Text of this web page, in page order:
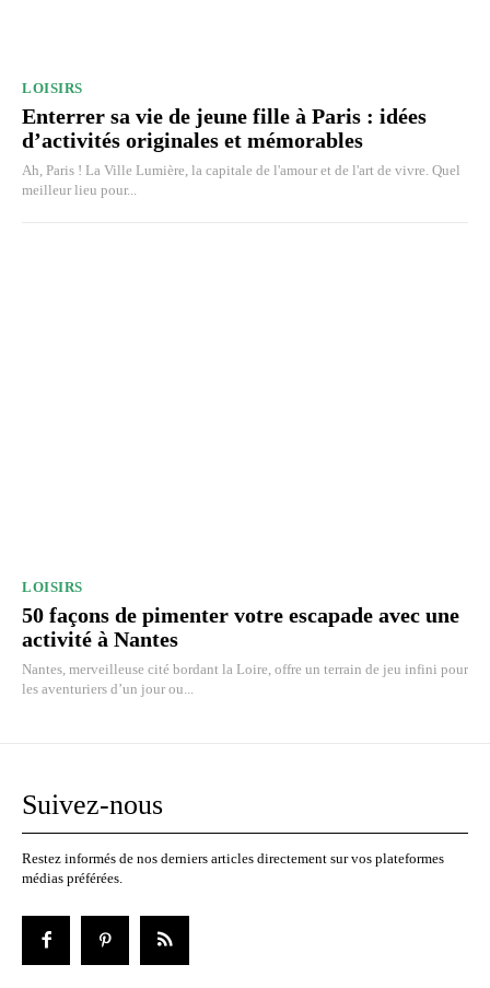
LOISIRS
Enterrer sa vie de jeune fille à Paris : idées
d’activités originales et mémorables
Ah, Paris ! La Ville Lumière, la capitale de l'amour et de l'art de vivre. Quel
meilleur lieu pour...
LOISIRS
50 façons de pimenter votre escapade avec une
activité à Nantes
Nantes, merveilleuse cité bordant la Loire, offre un terrain de jeu infini pour
les aventuriers d’un jour ou...
Suivez-nous
Restez informés de nos derniers articles directement sur vos plateformes
médias préférées.